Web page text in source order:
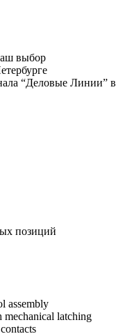
выбор
“Деловые Линии” в
позиций
assembly
latching